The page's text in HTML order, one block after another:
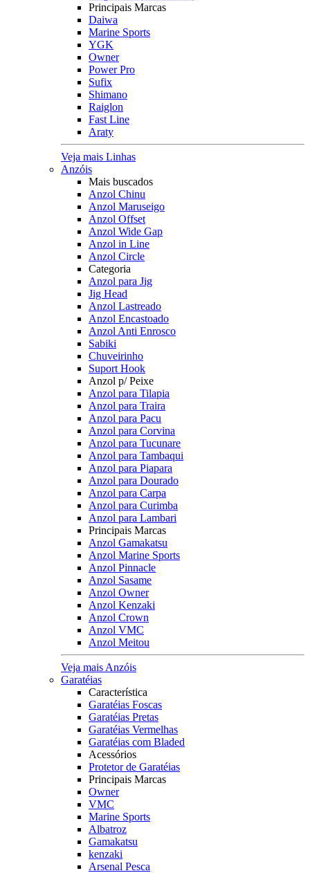
Principais Marcas
Daiwa
Marine Sports
YGK
Owner
Power Pro
Sufix
Shimano
Raiglon
Fast Line
Araty
Veja mais Linhas
Anzóis
Mais buscados
Anzol Chinu
Anzol Maruseigo
Anzol Offset
Anzol Wide Gap
Anzol in Line
Anzol Circle
Categoria
Anzol para Jig
Jig Head
Anzol Lastreado
Anzol Encastoado
Anzol Anti Enrosco
Sabiki
Chuveirinho
Suport Hook
Anzol p/ Peixe
Anzol para Tilapia
Anzol para Traira
Anzol para Pacu
Anzol para Corvina
Anzol para Tucunare
Anzol para Tambaqui
Anzol para Piapara
Anzol para Dourado
Anzol para Carpa
Anzol para Curimba
Anzol para Lambari
Principais Marcas
Anzol Gamakatsu
Anzol Marine Sports
Anzol Pinnacle
Anzol Sasame
Anzol Owner
Anzol Kenzaki
Anzol Crown
Anzol VMC
Anzol Meitou
Veja mais Anzóis
Garatéias
Característica
Garatéias Foscas
Garatéias Pretas
Garatéias Vermelhas
Garatéias com Bladed
Acessórios
Protetor de Garatéias
Principais Marcas
Owner
VMC
Marine Sports
Albatroz
Gamakatsu
kenzaki
Arsenal Pesca